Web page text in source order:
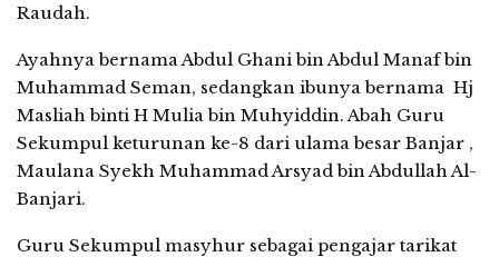
Raudah.
Ayahnya bernama Abdul Ghani bin Abdul Manaf bin
Muhammad Seman, sedangkan ibunya bernama Hj
Masliah binti H Mulia bin Muhyiddin. Abah Guru
Sekumpul keturunan ke-8 dari ulama besar Banjar ,
Maulana Syekh Muhammad Arsyad bin Abdullah Al-
Banjari.
Guru Sekumpul masyhur sebagai pengajar tarikat